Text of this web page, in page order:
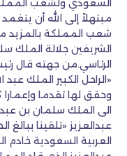
السعودي ولشعب
مبتهلاً إلى الله أن
شعب المملكة بالمزيد
الشريفين جلالة الملك
الرئاسي.من جهته قال
«الراحل الكبير الملك
وحقق لها تقدما وإعمارا
الى الملك سلمان بن
عبدالعزيز «تلقينا
العربية السعودية خادم